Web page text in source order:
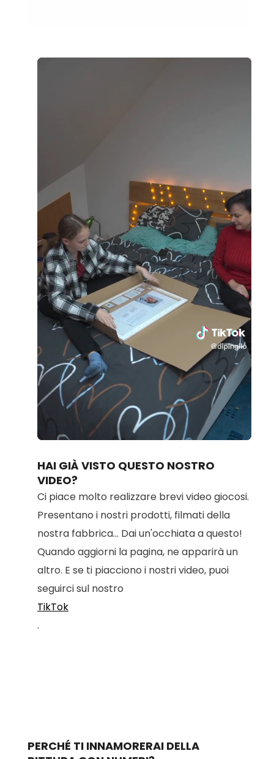
Unmute Loaded
HAI GIÀ VISTO QUESTO NOSTRO
VIDEO?
Ci piace molto realizzare brevi video giocosi.
Presentano i nostri prodotti, filmati della
nostra fabbrica... Dai un'occhiata a questo!
Quando aggiorni la pagina, ne apparirà un
altro. E se ti piacciono i nostri video, puoi
seguirci sul nostro
TikTok
.
PERCHÉ TI INNAMORERAI DELLA